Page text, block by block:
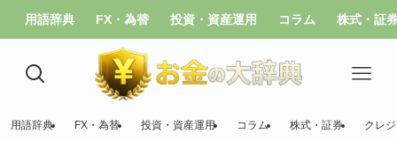
用語辞典 FX・為替 投資・資産運用 コラム 株式・証
用語辞典 FX・為替 投資・資産運用 コラム 株式・証券 クレ